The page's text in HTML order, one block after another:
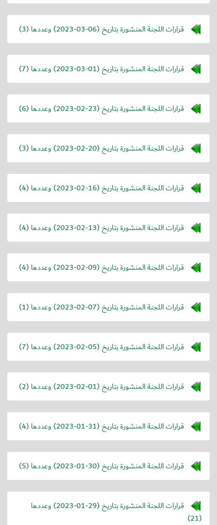
قرارات اللجنة المنشورة بتاريخ (2023-03-06) وعددها (3)
قرارات اللجنة المنشورة بتاريخ (2023-03-01) وعددها (7)
قرارات اللجنة المنشورة بتاريخ (2023-02-23) وعددها (6)
قرارات اللجنة المنشورة بتاريخ (2023-02-20) وعددها (3)
قرارات اللجنة المنشورة بتاريخ (2023-02-16) وعددها (4)
قرارات اللجنة المنشورة بتاريخ (2023-02-13) وعددها (4)
قرارات اللجنة المنشورة بتاريخ (2023-02-09) وعددها (4)
قرارات اللجنة المنشورة بتاريخ (2023-02-07) وعددها (1)
قرارات اللجنة المنشورة بتاريخ (2023-02-05) وعددها (7)
قرارات اللجنة المنشورة بتاريخ (2023-02-01) وعددها (2)
قرارات اللجنة المنشورة بتاريخ (2023-01-31) وعددها (4)
قرارات اللجنة المنشورة بتاريخ (2023-01-30) وعددها (5)
قرارات اللجنة المنشورة بتاريخ (2023-01-29) وعددها
(21)